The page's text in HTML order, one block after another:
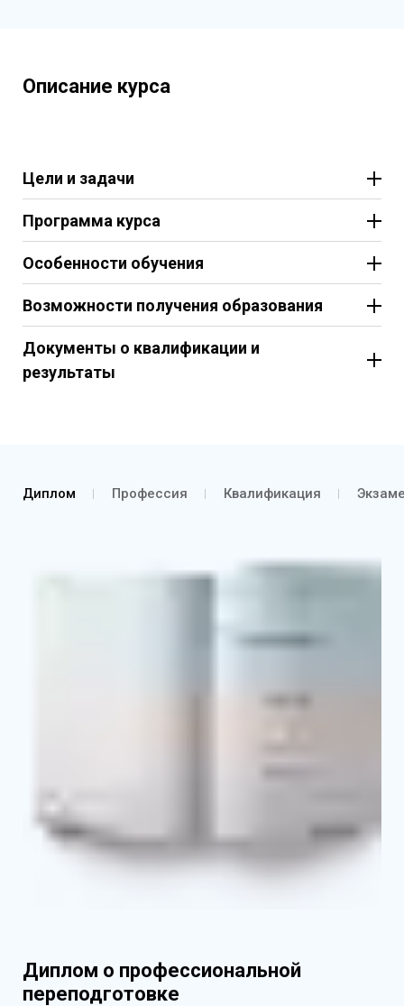
Описание курса
Цели и задачи
Программа курса
Особенности обучения
Возможности получения образования
Документы о квалификации и
результаты
Диплом Профессия Квалификация
Диплом о профессиональной
переподготовке